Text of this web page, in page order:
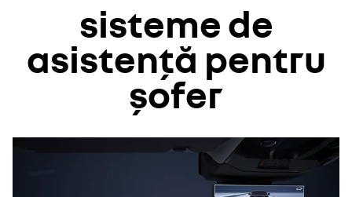
sisteme de
asistență pentru
șofer